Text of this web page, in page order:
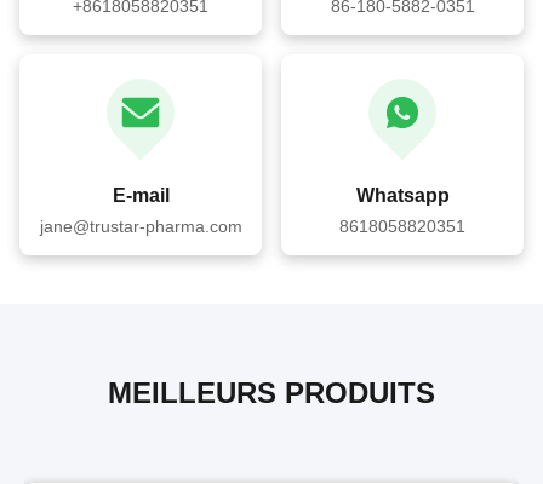
+8618058820351 86-180-5882-0351
E-mail
jane@trustar-pharma.com
Whatsapp
8618058820351
MEILLEURS PRODUITS